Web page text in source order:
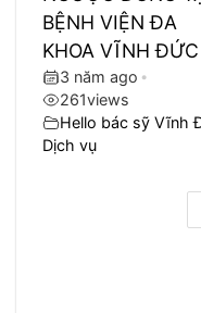
BỆNH VIỆN ĐA
KHOA VĨNH ĐỨC
3 năm ago •
261views
Hello bác sỹ Vĩnh
Dịch vụ